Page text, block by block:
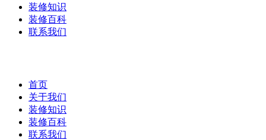
装修知识
装修百科
联系我们
首页
关于我们
装修知识
装修百科
联系我们